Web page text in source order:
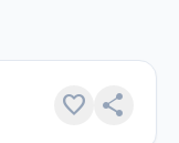
favorite share